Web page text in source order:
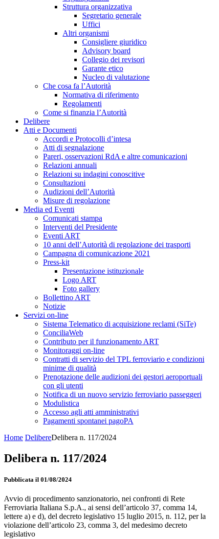
Struttura organizzativa
Segretario generale
Uffici
Altri organismi
Consigliere giuridico
Advisory board
Collegio dei revisori
Garante etico
Nucleo di valutazione
Che cosa fa l’Autorità
Normativa di riferimento
Regolamenti
Come si finanzia l’Autorità
Delibere
Atti e Documenti
Accordi e Protocolli d’intesa
Atti di segnalazione
Pareri, osservazioni RdA e altre comunicazioni
Relazioni annuali
Relazioni su indagini conoscitive
Consultazioni
Audizioni dell’Autorità
Misure di regolazione
Media ed Eventi
Comunicati stampa
Interventi del Presidente
Eventi ART
10 anni dell’Autorità di regolazione dei trasporti
Campagna di comunicazione 2021
Press-kit
Presentazione istituzionale
Logo ART
Foto gallery
Bollettino ART
Notizie
Servizi on-line
Sistema Telematico di acquisizione reclami (SiTe)
ConciliaWeb
Contributo per il funzionamento ART
Monitoraggi on-line
Contratti di servizio del TPL ferroviario e condizioni
minime di qualità
Prenotazione delle audizioni dei gestori aeroportuali
con gli utenti
Notifica di un nuovo servizio ferroviario passeggeri
Modulistica
Accesso agli atti amministrativi
Pagamenti spontanei pagoPA
Home DelibereDelibera n. 117/2024
Delibera n. 117/2024
Pubblicata il 01/08/2024
Avvio di procedimento sanzionatorio, nei confronti di Rete
Ferroviaria Italiana S.p.A., ai sensi dell’articolo 37, comma 14,
lettere a) e d), del decreto legislativo 15 luglio 2015, n. 112, per la
violazione dell’articolo 23, comma 3, del medesimo decreto
legislativo